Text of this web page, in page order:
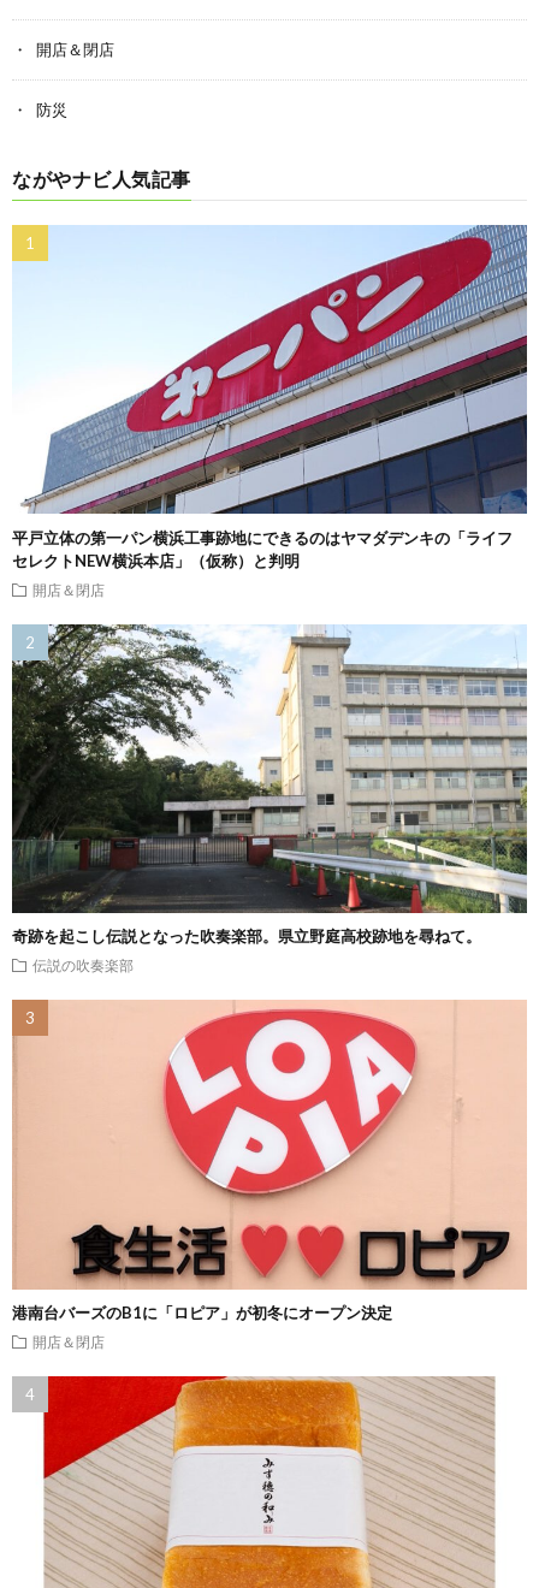
開店＆閉店
防災
ながやナビ人気記事
平戸立体の第一パン横浜工事跡地にできるのはヤマダデンキの「ライフ
セレクトNEW横浜本店」（仮称）と判明
開店＆閉店
奇跡を起こし伝説となった吹奏楽部。県立野庭高校跡地を尋ねて。
伝説の吹奏楽部
港南台バーズのB1に「ロピア」が初冬にオープン決定
開店＆閉店